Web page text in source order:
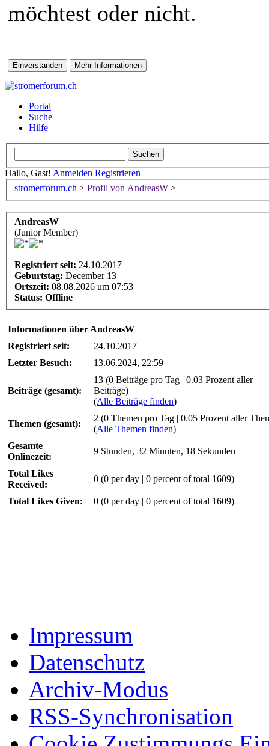
möchtest oder nicht.
Portal
Suche
Hilfe
Hallo, Gast! Anmelden Registrieren
stromerforum.ch > Profil von AndreasW >
AndreasW
(Junior Member)
Registriert seit: 24.10.2017
Geburtstag: December 13
Ortszeit: 08.08.2026 um 07:53
Status: Offline
Informationen über AndreasW
Registriert seit:
24.10.2017
Letzter Besuch:
13.06.2024, 22:59
Beiträge (gesamt):
13 (0 Beiträge pro Tag | 0.03 Prozent aller
Beiträge)
(Alle Beiträge finden)
Themen (gesamt):
2 (0 Themen pro Tag | 0.05 Prozent aller
(Alle Themen finden)
Gesamte
Onlinezeit:
9 Stunden, 32 Minuten, 18 Sekunden
Total Likes
Received:
0 (0 per day | 0 percent of total 1609)
Total Likes Given: 0 (0 per day | 0 percent of total 1609)
Impressum
Datenschutz
Archiv-Modus
RSS-Synchronisation